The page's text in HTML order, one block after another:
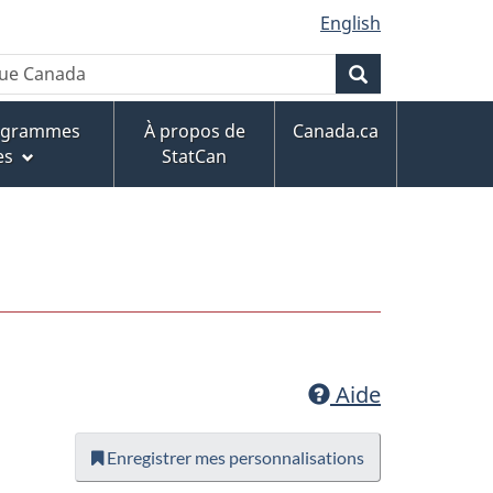
English
À propos de
StatCan
Canada.ca
Aide
Enregistrer mes personnalisations